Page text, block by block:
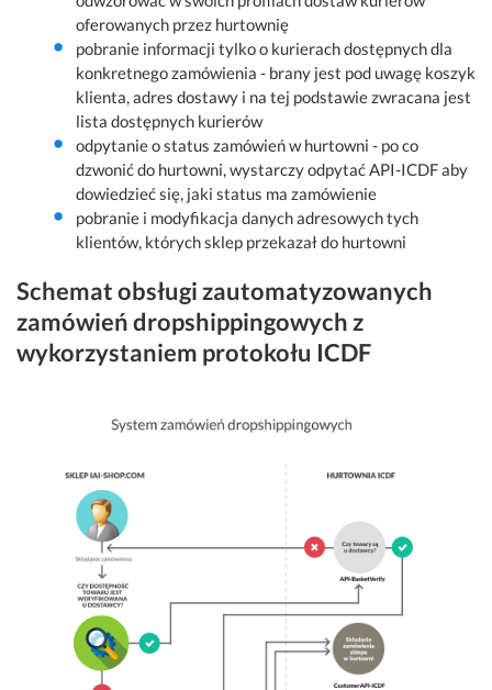
oferowanych przez hurtownię
pobranie informacji tylko o kurierach dostępnych dla
konkretnego zamówienia - brany jest pod uwagę koszyk
klienta, adres dostawy i na tej podstawie zwracana jest
lista dostępnych kurierów
odpytanie o status zamówień w hurtowni - po co
dzwonić do hurtowni, wystarczy odpytać API-ICDF aby
dowiedzieć się, jaki status ma zamówienie
pobranie i modyfikacja danych adresowych tych
klientów, których sklep przekazał do hurtowni
Schemat obsługi zautomatyzowanych
zamówień dropshippingowych z
wykorzystaniem protokołu ICDF